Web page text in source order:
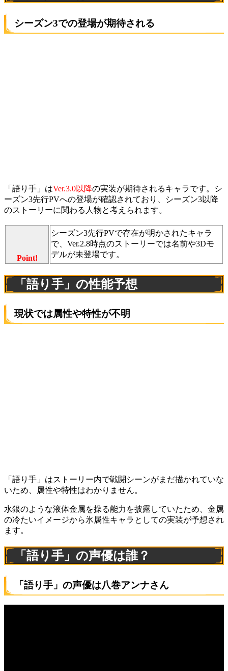
シーズン3での登場が期待される
「語り手」はVer.3.0以降の実装が期待されるキャラです。シ
ーズン3先行PVへの登場が確認されており、シーズン3以降
のストーリーに関わる人物と考えられます。
Point!
シーズン3先行PVで存在が明かされたキャラ
で、Ver.2.8時点のストーリーでは名前や3Dモ
デルが未登場です。
「語り手」の性能予想
現状では属性や特性が不明
「語り手」はストーリー内で戦闘シーンがまだ描かれていな
いため、属性や特性はわかりません。
水銀のような液体金属を操る能力を披露していたため、金属
の冷たいイメージから氷属性キャラとしての実装が予想され
ます。
「語り手」の声優は誰？
「語り手」の声優は八巻アンナさん